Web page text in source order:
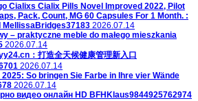
Cialixs Cialix Pills Novel Improved 2022, Pilot
Pack, Count, MG 60 Capsules For 1 Month. :
MellissaBridges37183 2026.07.14
– praktyczne meble do małego mieszkania
2026.07.14
：打造全天候健康管理新入口
2026.07.14
So bringen Sie Farbe in Ihre vier Wände
2026.07.14
видео онлайн HD BFHKlaus9844925762974